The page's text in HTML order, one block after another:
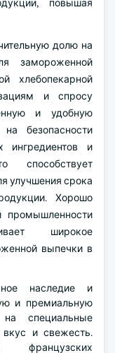
повышая
долю на
замороженной
хлебопекарной
и спросу
и удобную
безопасности
ингредиентов и
способствует
улучшения срока
Хорошо
промышленности
широкое
выпечки в
наследие и
и премиальную
специальные
и свежесть.
французских